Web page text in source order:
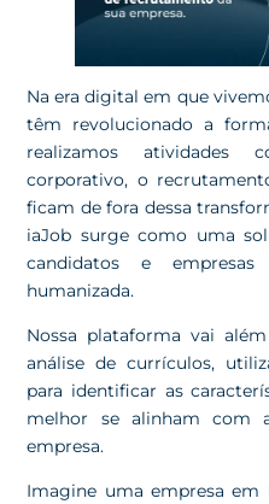
Na era digital em que
têm revolucionado a
realizamos atividades
corporativo, o
ficam de fora dessa
iaJob surge como uma
candidatos e
humanizada.
Nossa plataforma vai
análise de currículos,
para identificar as
melhor se alinham com
empresa.
Imagine uma empresa